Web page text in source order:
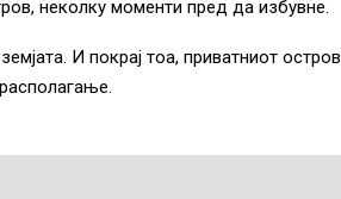
неколку моменти пред да избувне.
И покрај тоа, приватниот остров